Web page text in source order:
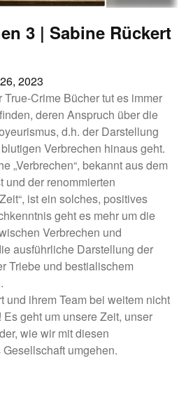
3 | Sabine Rückert
2023
Crime Bücher tut es immer
deren Anspruch über die
d.h. der Darstellung
Verbrechen hinaus geht.
„Verbrechen“, bekannt aus dem
und der renommierten
ist ein solches, positives
geht es mehr um die
Verbrechen und
ausführliche Darstellung der
Triebe und bestialischem
und ihrem Team bei weitem nicht
Es geht um unsere Zeit, unser
wie wir mit diesen
umgehen.